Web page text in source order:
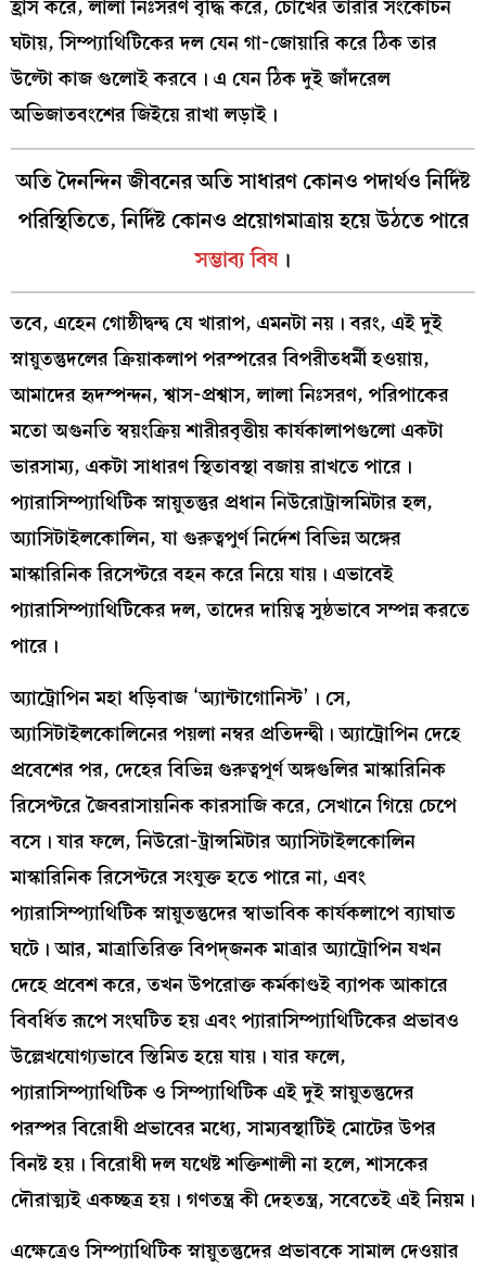
হ্রাস করে, লালা নিঃসরণ বৃদ্ধি করে, চোখের তারার সংকোচন
ঘটায়, সিম্প্যাথিটিকের দল যেন গা-জোয়ারি করে ঠিক তার
উল্টো কাজ গুলোই করবে। এ যেন ঠিক দুই জাঁদরেল
অভিজাতবংশের জিইয়ে রাখা লড়াই।
অতি দৈনন্দিন জীবনের অতি সাধারণ কোনও পদার্থও নির্দিষ্ট
পরিস্থিতিতে, নির্দিষ্ট কোনও প্রয়োগমাত্রায় হয়ে উঠতে পারে
সম্ভাব্য বিষ ।
তবে, এহেন গোষ্ঠীদ্বন্দ্ব যে খারাপ, এমনটা নয়। বরং, এই দুই
স্নায়ুতন্তুদলের ক্রিয়াকলাপ পরস্পরের বিপরীতধর্মী হওয়ায়,
আমাদের হৃদস্পন্দন, শ্বাস-প্রশ্বাস, লালা নিঃসরণ, পরিপাকের
মতো অগুনতি স্বয়ংক্রিয় শারীরবৃত্তীয় কার্যকালাপগুলো একটা
ভারসাম্য, একটা সাধারণ স্থিতাবস্থা বজায় রাখতে পারে।
প্যারাসিম্প্যাথিটিক স্নায়ুতন্তুর প্রধান নিউরোট্রান্সমিটার হল,
অ্যাসিটাইলকোলিন, যা গুরুত্বপুর্ণ নির্দেশ বিভিন্ন অঙ্গের
মাস্কারিনিক রিসেপ্টরে বহন করে নিয়ে যায়। এভাবেই
প্যারাসিম্প্যাথিটিকের দল, তাদের দায়িত্ব সুষ্ঠভাবে সম্পন্ন করতে
পারে।
অ্যাট্রোপিন মহা ধড়িবাজ ‘অ্যান্টাগোনিস্ট’। সে,
অ্যাসিটাইলকোলিনের পয়লা নম্বর প্রতিদন্দ্বী। অ্যাট্রোপিন দেহে
প্রবেশের পর, দেহের বিভিন্ন গুরুত্বপূর্ণ অঙ্গগুলির মাস্কারিনিক
রিসেপ্টরে জৈবরাসায়নিক কারসাজি করে, সেখানে গিয়ে চেপে
বসে। যার ফলে, নিউরো-ট্রান্সমিটার অ্যাসিটাইলকোলিন
মাস্কারিনিক রিসেপ্টরে সংযুক্ত হতে পারে না, এবং
প্যারাসিম্প্যাথিটিক স্নায়ুতন্তুদের স্বাভাবিক কার্যকলাপে ব্যাঘাত
ঘটে। আর, মাত্রাতিরিক্ত বিপদ্জনক মাত্রার অ্যাট্রোপিন যখন
দেহে প্রবেশ করে, তখন উপরোক্ত কর্মকাণ্ডই ব্যাপক আকারে
বিবর্ধিত রূপে সংঘটিত হয় এবং প্যারাসিম্প্যাথিটিকের প্রভাবও
উল্লেখযোগ্যভাবে স্তিমিত হয়ে যায়। যার ফলে,
প্যারাসিম্প্যাথিটিক ও সিম্প্যাথিটিক এই দুই স্নায়ুতন্তুদের
পরস্পর বিরোধী প্রভাবের মধ্যে, সাম্যবস্থাটিই মোটের উপর
বিনষ্ট হয়। বিরোধী দল যথেষ্ট শক্তিশালী না হলে, শাসকের
দৌরাত্ম্যই একচ্ছত্র হয়। গণতন্ত্র কী দেহতন্ত্র, সবেতেই এই নিয়ম।
এক্ষেত্রেও সিম্প্যাথিটিক স্নায়ুতন্তুদের প্রভাবকে সামাল দেওয়ার